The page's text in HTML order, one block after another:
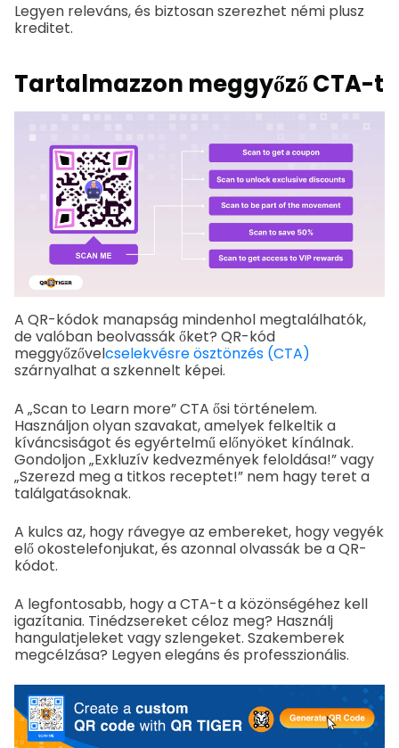
Legyen releváns, és biztosan szerezhet némi plusz
kreditet.
Tartalmazzon meggyőző CTA-t
A QR-kódok manapság mindenhol megtalálhatók,
de valóban beolvassák őket? QR-kód
meggyőzővelcselekvésre ösztönzés (CTA)
szárnyalhat a szkennelt képei.
A „Scan to Learn more” CTA ősi történelem.
Használjon olyan szavakat, amelyek felkeltik a
kíváncsiságot és egyértelmű előnyöket kínálnak.
Gondoljon „Exkluzív kedvezmények feloldása!” vagy
„Szerezd meg a titkos receptet!” nem hagy teret a
találgatásoknak.
A kulcs az, hogy rávegye az embereket, hogy vegyék
elő okostelefonjukat, és azonnal olvassák be a QR-
kódot.
A legfontosabb, hogy a CTA-t a közönségéhez kell
igazítania. Tinédzsereket céloz meg? Használj
hangulatjeleket vagy szlengeket. Szakemberek
megcélzása? Legyen elegáns és professzionális.